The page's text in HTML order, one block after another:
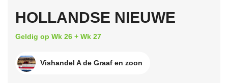
HOLLANDSE NIEUWE
Geldig op Wk 26 + Wk 27
Vishandel A de Graaf en zoon